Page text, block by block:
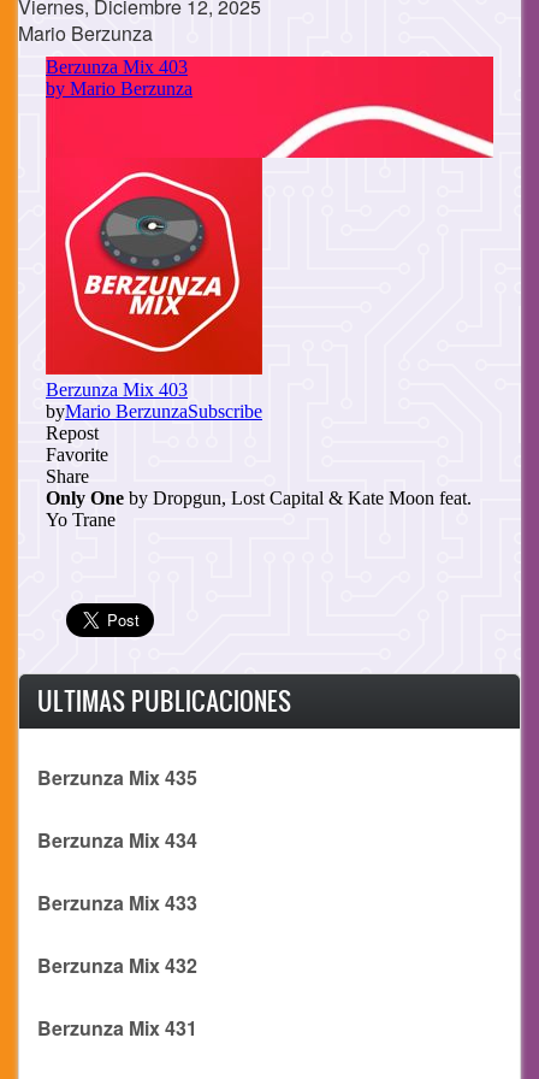
Viernes, Diciembre 12, 2025
Mario Berzunza
Cuerpo
ULTIMAS PUBLICACIONES
Berzunza Mix 435
Berzunza Mix 434
Berzunza Mix 433
Berzunza Mix 432
Berzunza Mix 431